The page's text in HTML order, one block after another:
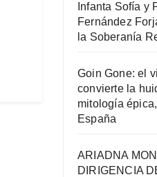
Infanta Sofía y
Fernández
la Soberanía
Goin Gone: el
convierte la
mitología
España
ARIADNA
DIRIGENCIA